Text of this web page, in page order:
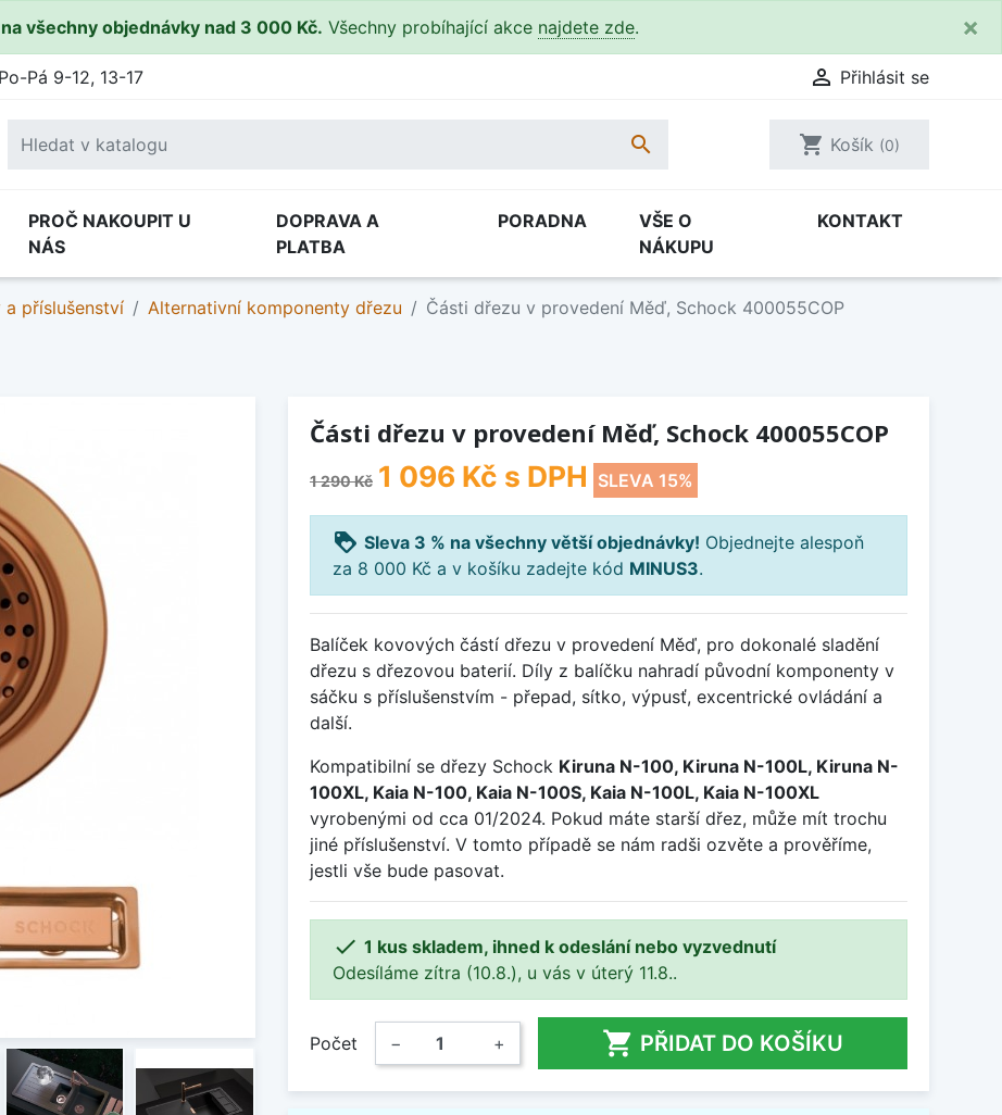
všechny objednávky nad 3 000 Kč. Všechny probíhající akce najdete zde. ×
Po-Pá 9-12, 13-17  Přihlásit se
 shopping_cart Košík (0)
PROČ NAKOUPIT U
NÁS
DOPRAVA A
PLATBA
PORADNA
VŠE O
NÁKUPU
KONTAKT
a příslušenství Alternativní komponenty dřezu Části dřezu v provedení Měď, Schock 400055COP
Části dřezu v provedení Měď, Schock 400055COP
1 290 Kč 1 096 Kč s DPH SLEVA 15%
loyalty Sleva 3 % na všechny větší objednávky! Objednejte alespoň
za 8 000 Kč a v košíku zadejte kód MINUS3.
Balíček kovových částí dřezu v provedení Měď, pro dokonalé sladění
dřezu s dřezovou baterií. Díly z balíčku nahradí původní komponenty v
sáčku s příslušenstvím - přepad, sítko, výpusť, excentrické ovládání a
další.
Kompatibilní se dřezy Schock Kiruna N-100, Kiruna N-100L, Kiruna N-
100XL, Kaia N-100, Kaia N-100S, Kaia N-100L, Kaia N-100XL
vyrobenými od cca 01/2024. Pokud máte starší dřez, může mít trochu
jiné příslušenství. V tomto případě se nám radši ozvěte a prověříme,
jestli vše bude pasovat.
 1 kus skladem, ihned k odeslání nebo vyzvednutí
Odesíláme zítra (10.8.), u vás v úterý 11.8..
Počet − +  PŘIDAT DO KOŠÍKU